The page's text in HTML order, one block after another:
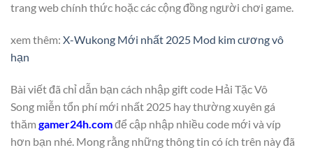
trang web chính thức hoặc các cộng đồng người chơi game.
xem thêm: X-Wukong Mới nhất 2025 Mod kim cương vô
hạn
Bài viết đã chỉ dẫn bạn cách nhập gift code Hải Tặc Vô
Song miễn tổn phí mới nhất 2025 hay thường xuyên gá
thăm gamer24h.comđể cập nhập nhiều code mới và víp
hơn bạn nhé. Mong rằng những thông tin có ích trên này đã